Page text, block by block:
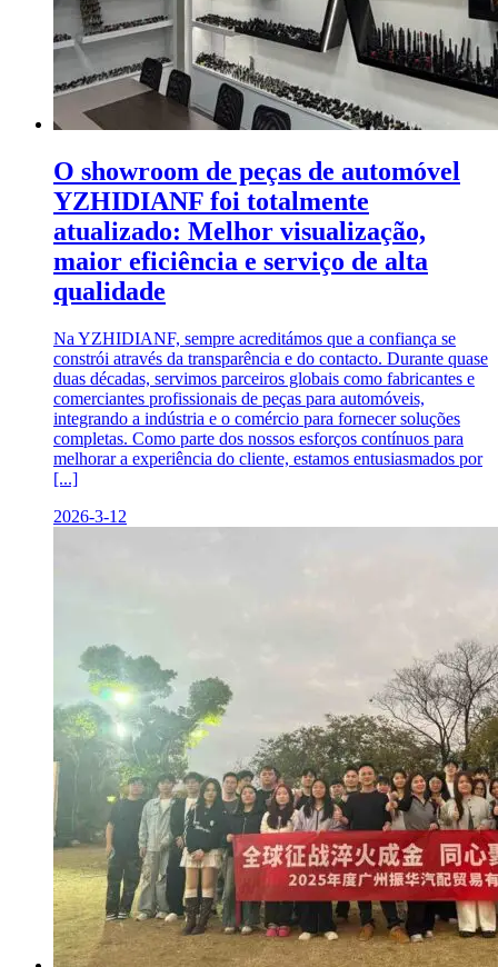
O showroom de peças de automóvel
YZHIDIANF foi totalmente
atualizado: Melhor visualização,
maior eficiência e serviço de alta
qualidade
Na YZHIDIANF, sempre acreditámos que a confiança se
constrói através da transparência e do contacto. Durante quase
duas décadas, servimos parceiros globais como fabricantes e
comerciantes profissionais de peças para automóveis,
integrando a indústria e o comércio para fornecer soluções
completas. Como parte dos nossos esforços contínuos para
melhorar a experiência do cliente, estamos entusiasmados por
[...]
2026-3-12